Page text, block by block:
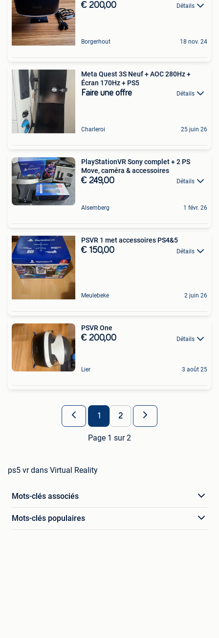
€ 200,00 Détails
Borgerhout 18 nov. 24
Meta Quest 3S Neuf + AOC 280Hz +
Écran 170Hz + PS5
Faire une offre Détails
Charleroi 25 juin 26
PlayStationVR Sony complet + 2 PS
Move, caméra & accessoires
€ 249,00 Détails
Alsemberg 1 févr. 26
PSVR 1 met accessoires PS4&5
€ 150,00 Détails
Meulebeke 2 juin 26
PSVR One
€ 200,00 Détails
Lier 3 août 25
1 2
Page 1 sur 2
ps5 vr dans Virtual Reality
Mots-clés associés
Mots-clés populaires